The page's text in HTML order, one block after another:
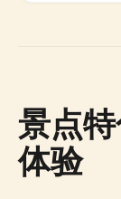
景点
体验